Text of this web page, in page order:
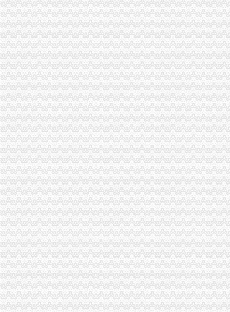
专业代理注册公司为您解释外贸公司注册资本需要多少？-站长交流-
注册香港公司与注册外贸公司有何不同_志趣网
注册外贸公司到底好不好呢？_百度知道
外贸公司低注册资金规定_外贸公司注册-港丰投资顾问有限公司
注册外贸公司流程是怎样的？
【58同城】重庆代办注册公司
通用磨坊贸易（上海）有限公司重庆大坪店_【信用信息_诉讼信息_财
个人注册外贸公司,个人注册公司,外贸公司注册_志趣网
【重庆营业执照代办之注册公司如何选择注册资金的大小？】-巴南巴
注册外贸公司的费用、流程与条件_注册企业_新浪博客
重庆渝中大坪外贸内审员培训,重庆渝中大坪ISO9001内审员培训,重
大坪注册公司图片_大坪工商注册图片-泉州易登网
广州大坪小碰贸易有限公司_【信用信息_诉讼信息_财务信息_注册信息
注册外贸公司到底好不好呢？_百度知道
【注册进出口公司注册外贸公司4580办理公司全套证照！】价格_厂
有朋友注册过外贸公司的吗？
从省外贸公司到柳沟大坪怎么坐公交车,快需要多久？-公交查询
【代理注册外贸公司,外贸公司代理,进出口贸易代理注册】价格
上海注册外贸公司
重庆渝中大坪单证员培训,重庆渝中大坪外贸单证员培训,重庆渝中大
专业代理注册公司为您解释外贸公司注册资本需要多少？-站长交流-
重庆渝中食品饮料公司-顺企网重庆渝中黄页
重庆优力童外贸童装配送中心|重庆优力童外贸童装配送中心网站
重庆文胸公司-顺企网重庆黄页
重庆中基公司（外贸业务）-城市吧街景地图
注册外贸公司的流程,注册外贸公司的条件？
上海外贸公司注册费用与注册流程-法律快车公司法
增城公注册司营业执照,增城服装销售公司注册,贸易公-广州58同城
工资待遇,大坪院洪业祥等（2014年11月13日第6页）职业圈